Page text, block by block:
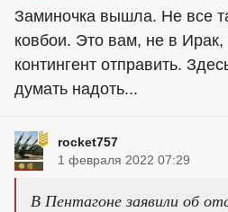
Заминочка вышла. Не все
ковбои. Это вам, не в
контингент отправить.
думать надоть...
rocket757
1 февраля 2022 07:29
В Пентагоне заявили об